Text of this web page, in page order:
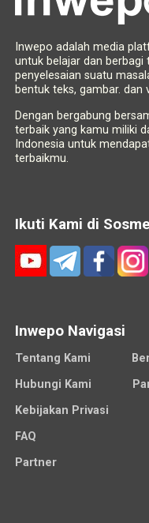
Inwepo adalah media
untuk belajar dan
penyelesaian suatu
bentuk teks, gambar. dan
Dengan bergabung
terbaik yang kamu miliki
Indonesia untuk
terbaikmu.
Ikuti Kami di
Inwepo Navigasi
Tentang Kami
Hubungi Kami
Kebijakan Privasi
FAQ
Partner